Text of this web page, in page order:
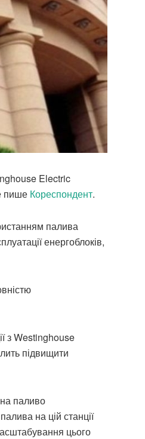
Electric
пише Кореспондент.
палива
енергоблоків,
з Westinghouse
підвищити
паливо
на цій станції
цього